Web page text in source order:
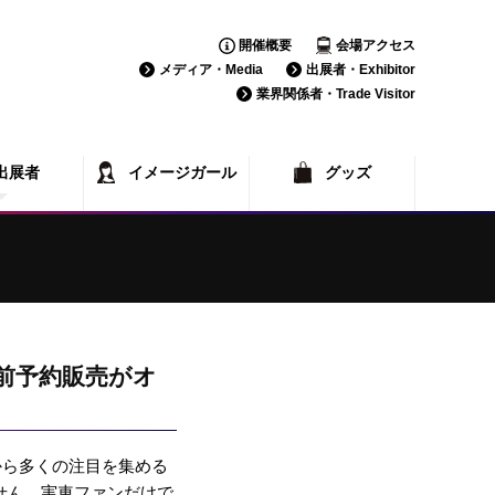
開催概要
会場アクセス
メディア・Media
出展者・Exhibitor
業界関係者・Trade Visitor
展者
覧
イメージガール グッズ
予約販売がオ
多くの注目を集める